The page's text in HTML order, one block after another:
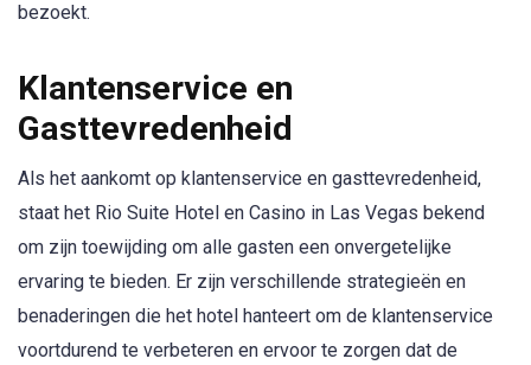
bezoekt.
Klantenservice en
Gasttevredenheid
Als het aankomt op klantenservice en gasttevredenheid,
staat het Rio Suite Hotel en Casino in Las Vegas bekend
om zijn toewijding om alle gasten een onvergetelijke
ervaring te bieden. Er zijn verschillende strategieën en
benaderingen die het hotel hanteert om de klantenservice
voortdurend te verbeteren en ervoor te zorgen dat de